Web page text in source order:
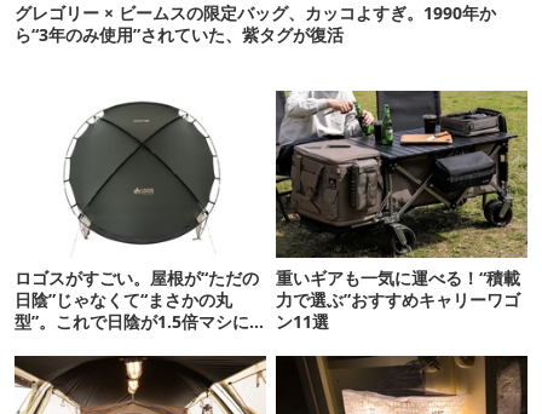
グレゴリー × ビームスの限定バッグ、カッコよすぎ。1990年か
ら“3年のみ使用”されていた、紫タグが復活
ロゴスがすごい。屋根が“ただの
日陰”じゃなくて“まさかの丸
型”。これで日陰が1.5倍マシに
重いギアも一気に運べる！“積載
力で選ぶ”おすすめキャリーワゴ
ン11選